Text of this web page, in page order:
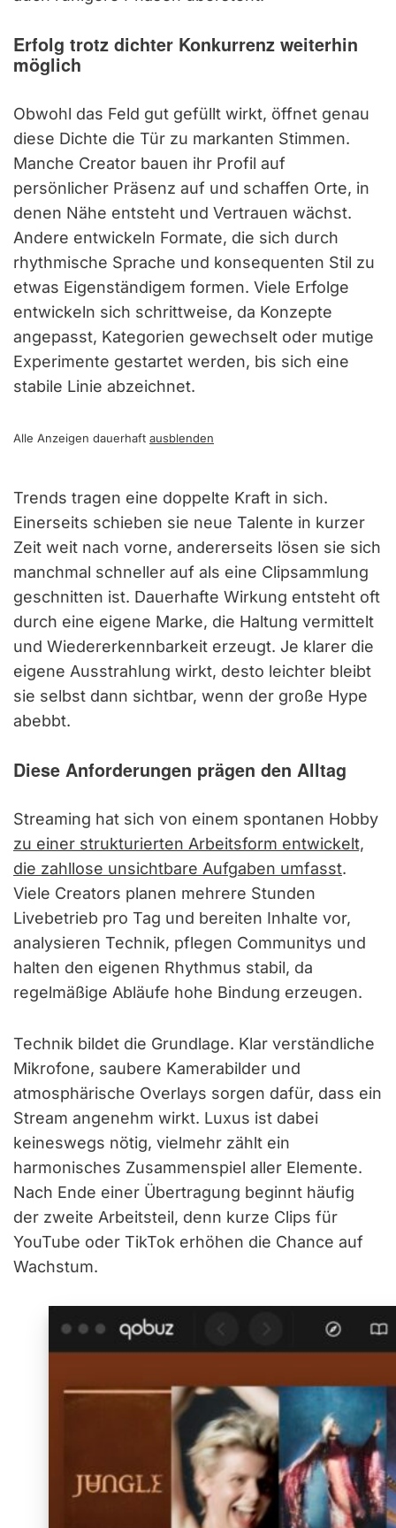
Erfolg trotz dichter Konkurrenz weiterhin
möglich
Obwohl das Feld gut gefüllt wirkt, öffnet genau
diese Dichte die Tür zu markanten Stimmen.
Manche Creator bauen ihr Profil auf
persönlicher Präsenz auf und schaffen Orte, in
denen Nähe entsteht und Vertrauen wächst.
Andere entwickeln Formate, die sich durch
rhythmische Sprache und konsequenten Stil zu
etwas Eigenständigem formen. Viele Erfolge
entwickeln sich schrittweise, da Konzepte
angepasst, Kategorien gewechselt oder mutige
Experimente gestartet werden, bis sich eine
stabile Linie abzeichnet.
Alle Anzeigen dauerhaft ausblenden
Trends tragen eine doppelte Kraft in sich.
Einerseits schieben sie neue Talente in kurzer
Zeit weit nach vorne, andererseits lösen sie sich
manchmal schneller auf als eine Clipsammlung
geschnitten ist. Dauerhafte Wirkung entsteht oft
durch eine eigene Marke, die Haltung vermittelt
und Wiedererkennbarkeit erzeugt. Je klarer die
eigene Ausstrahlung wirkt, desto leichter bleibt
sie selbst dann sichtbar, wenn der große Hype
abebbt.
Diese Anforderungen prägen den Alltag
Streaming hat sich von einem spontanen Hobby
zu einer strukturierten Arbeitsform entwickelt,
die zahllose unsichtbare Aufgaben umfasst.
Viele Creators planen mehrere Stunden
Livebetrieb pro Tag und bereiten Inhalte vor,
analysieren Technik, pflegen Communitys und
halten den eigenen Rhythmus stabil, da
regelmäßige Abläufe hohe Bindung erzeugen.
Technik bildet die Grundlage. Klar verständliche
Mikrofone, saubere Kamerabilder und
atmosphärische Overlays sorgen dafür, dass ein
Stream angenehm wirkt. Luxus ist dabei
keineswegs nötig, vielmehr zählt ein
harmonisches Zusammenspiel aller Elemente.
Nach Ende einer Übertragung beginnt häufig
der zweite Arbeitsteil, denn kurze Clips für
YouTube oder TikTok erhöhen die Chance auf
Wachstum.